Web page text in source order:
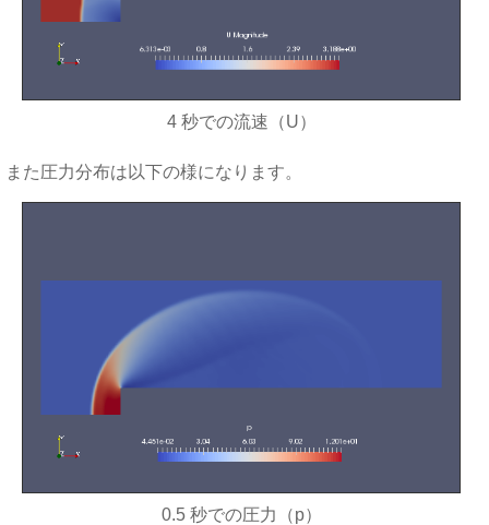
4 秒での流速（U）
また圧力分布は以下の様になります。
0.5 秒での圧力（p）